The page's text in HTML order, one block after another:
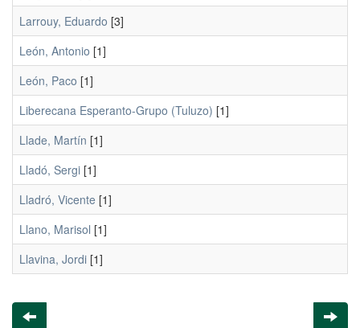
Larrouy, Eduardo [3]
León, Antonio [1]
León, Paco [1]
Liberecana Esperanto-Grupo (Tuluzo) [1]
Llade, Martín [1]
Lladó, Sergi [1]
Lladró, Vicente [1]
Llano, Marisol [1]
Llavina, Jordi [1]